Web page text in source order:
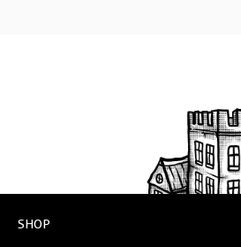
SHOP